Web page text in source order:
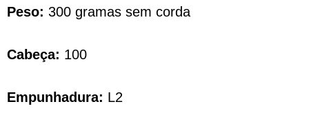
Peso: 300 gramas sem corda
Cabeça: 100
Empunhadura: L2